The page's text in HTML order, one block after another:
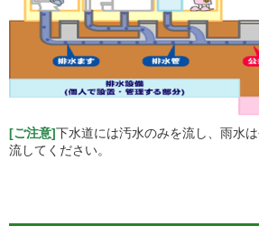
[ご注意]下水道には汚水のみを流し、雨水
流してください。